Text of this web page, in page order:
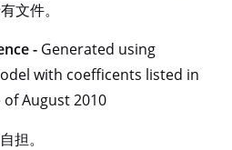
文件。
- Generated using
with coefficents listed in
August 2010
担。